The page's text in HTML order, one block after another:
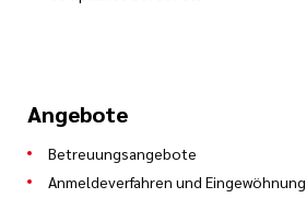
Angebote
Betreuungsangebote
Anmeldeverfahren und Eingewöhnung